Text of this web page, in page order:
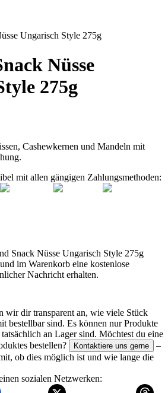
Ungarisch Style 275g
Nüsse
275g
Cashewkernen und Mandeln mit
mit allen gängigen Zahlungsmethoden:
Snack Nüsse Ungarisch Style 275g
im Warenkorb eine kostenlose
Nachricht erhalten.
wir dir transparent an, wie viele Stück
bestellbar sind. Es können nur Produkte
an Lager sind. Möchtest du eine
bestellen?
Kontaktiere uns gerne
–
ob dies möglich ist und wie lange die
sozialen Netzwerken: